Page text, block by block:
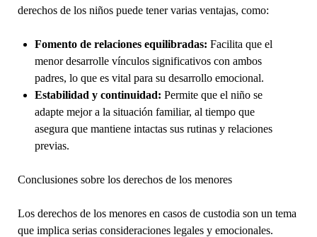
derechos de los niños puede tener varias ventajas, como:
Fomento de relaciones equilibradas: Facilita que el
menor desarrolle vínculos significativos con ambos
padres, lo que es vital para su desarrollo emocional.
Estabilidad y continuidad: Permite que el niño se
adapte mejor a la situación familiar, al tiempo que
asegura que mantiene intactas sus rutinas y relaciones
previas.
Conclusiones sobre los derechos de los menores
Los derechos de los menores en casos de custodia son un tema
que implica serias consideraciones legales y emocionales.